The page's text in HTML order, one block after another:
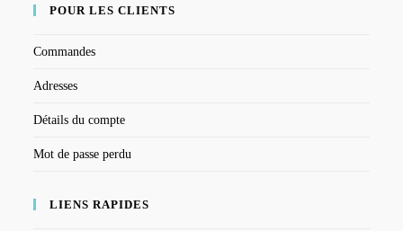
POUR LES CLIENTS
Commandes
Adresses
Détails du compte
Mot de passe perdu
LIENS RAPIDES